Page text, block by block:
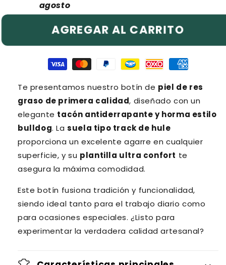
agosto
AGREGAR AL CARRITO
Te presentamos nuestro botín de piel de res
graso de primera calidad, diseñado con un
elegante tacón antiderrapante y horma estilo
bulldog. Lasuela tipo track de hule
proporciona un excelente agarre en cualquier
superficie, y su plantilla ultra confort te
asegura la máxima comodidad.
Este botín fusiona tradición y funcionalidad,
siendo ideal tanto para el trabajo diario como
para ocasiones especiales. ¿Listo para
experimentar la verdadera calidad artesanal?